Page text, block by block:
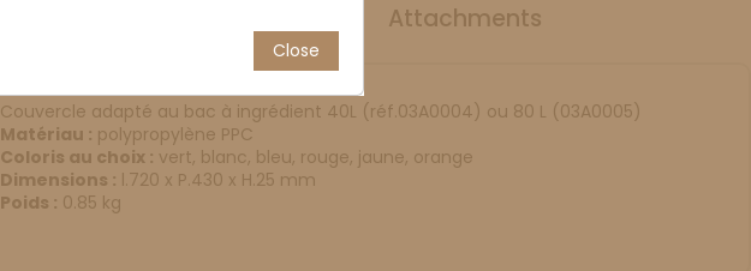
Attachments
Couvercle adapté au bac à ingrédient 40L (réf.03A0004) ou 80 L (03A0005)
Matériau : polypropylène PPC
Coloris au choix : vert, blanc, bleu, rouge, jaune, orange
Dimensions : l.720 x P.430 x H.25 mm
Poids : 0.85 kg
Close